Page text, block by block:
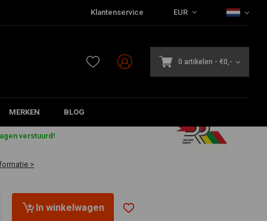
Klantenservice EUR
0 artikelen - €0,-
MERKEN BLOG
verstuurd!
>
In winkelwagen